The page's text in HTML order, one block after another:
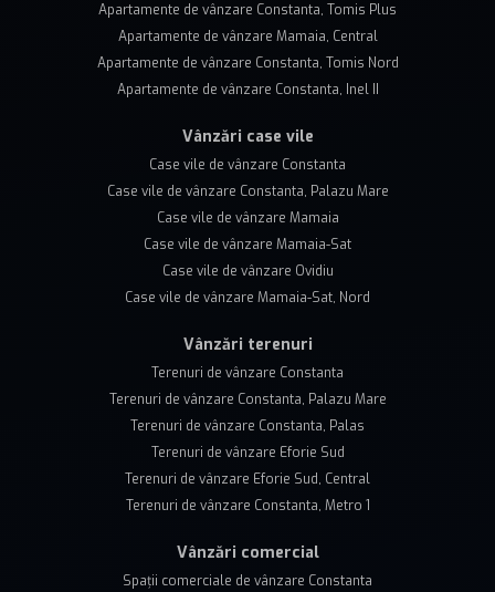
Apartamente de vânzare Constanta, Tomis Plus
Apartamente de vânzare Mamaia, Central
Apartamente de vânzare Constanta, Tomis Nord
Apartamente de vânzare Constanta, Inel II
Vânzări case vile
Case vile de vânzare Constanta
Case vile de vânzare Constanta, Palazu Mare
Case vile de vânzare Mamaia
Case vile de vânzare Mamaia-Sat
Case vile de vânzare Ovidiu
Case vile de vânzare Mamaia-Sat, Nord
Vânzări terenuri
Terenuri de vânzare Constanta
Terenuri de vânzare Constanta, Palazu Mare
Terenuri de vânzare Constanta, Palas
Terenuri de vânzare Eforie Sud
Terenuri de vânzare Eforie Sud, Central
Terenuri de vânzare Constanta, Metro 1
Vânzări comercial
Spații comerciale de vânzare Constanta